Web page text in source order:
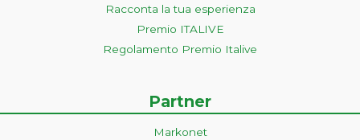
Racconta la tua esperienza
Premio ITALIVE
Regolamento Premio Italive
Partner
Markonet